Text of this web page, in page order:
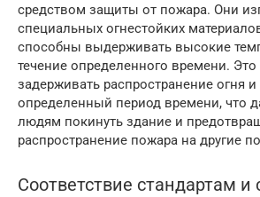
средством защиты от пожара. Они
специальных огнестойких
способны выдерживать высокие
течение определенного времени.
задерживать распространение огня
определенный период времени, что
людям покинуть здание и
распространение пожара на другие
Соответствие стандартам и